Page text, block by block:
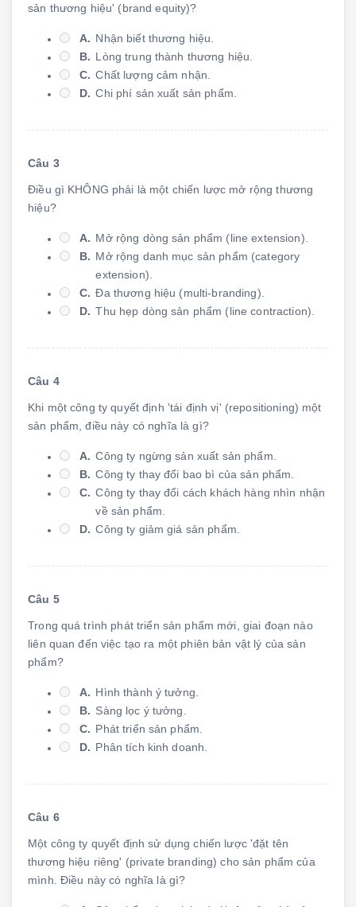
sản thương hiệu' (brand equity)?
A. Nhận biết thương hiệu.
B. Lòng trung thành thương hiệu.
C. Chất lượng cảm nhận.
D. Chi phí sản xuất sản phẩm.
Câu 3
Điều gì KHÔNG phải là một chiến lược mở rộng thương
hiệu?
A. Mở rộng dòng sản phẩm (line extension).
B. Mở rộng danh mục sản phẩm (category
extension).
C. Đa thương hiệu (multi-branding).
D. Thu hẹp dòng sản phẩm (line contraction).
Câu 4
Khi một công ty quyết định 'tái định vị' (repositioning) một
sản phẩm, điều này có nghĩa là gì?
A. Công ty ngừng sản xuất sản phẩm.
B. Công ty thay đổi bao bì của sản phẩm.
C. Công ty thay đổi cách khách hàng nhìn nhận
về sản phẩm.
D. Công ty giảm giá sản phẩm.
Câu 5
Trong quá trình phát triển sản phẩm mới, giai đoạn nào
liên quan đến việc tạo ra một phiên bản vật lý của sản
phẩm?
A. Hình thành ý tưởng.
B. Sàng lọc ý tưởng.
C. Phát triển sản phẩm.
D. Phân tích kinh doanh.
Câu 6
Một công ty quyết định sử dụng chiến lược 'đặt tên
thương hiệu riêng' (private branding) cho sản phẩm của
mình. Điều này có nghĩa là gì?